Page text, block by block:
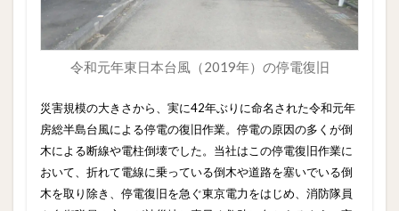
令和元年東日本台風（2019年）の停電復旧
災害規模の大きさから、実に42年ぶりに命名された令和元年
房総半島台風による停電の復旧作業。停電の原因の多くが倒
木による断線や電柱倒壊でした。当社はこの停電復旧作業に
おいて、折れて電線に乗っている倒木や道路を塞いでいる倒
木を取り除き、停電復旧を急ぐ東京電力をはじめ、消防隊員